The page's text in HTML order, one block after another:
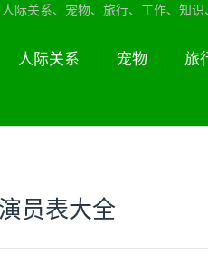
际关系、宠物、旅行、工作、知
人际关系 宠物 旅
员表大全